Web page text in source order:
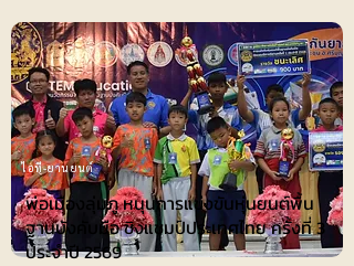
ไอที-ยานยนต์
พ่อเมืองลุ่มภู หนุนการแข่งขันหุ่นยนต์พื้น
ฐานบังคับมือ ชิงแชมป์ประเทศไทย ครั้งที่ 3
ประจำปี 2569